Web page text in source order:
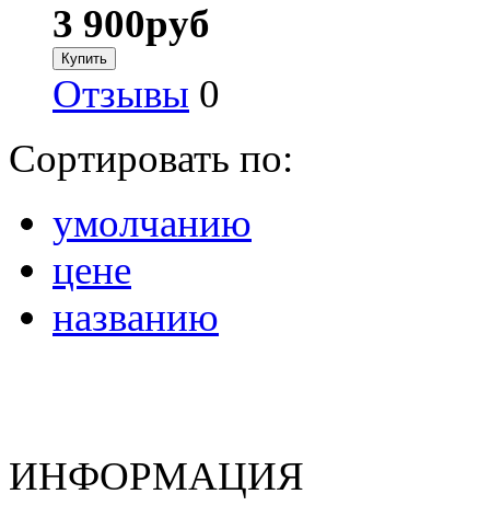
3 900руб
Отзывы 0
Сортировать по:
умолчанию
цене
названию
ИНФОРМАЦИЯ